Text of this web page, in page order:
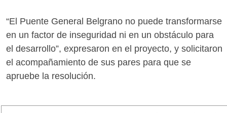
“El Puente General Belgrano no puede transformarse
en un factor de inseguridad ni en un obstáculo para
el desarrollo”, expresaron en el proyecto, y solicitaron
el acompañamiento de sus pares para que se
apruebe la resolución.